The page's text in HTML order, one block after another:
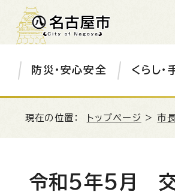
防災・安心安全 くらし・
現在の位置： トップページ >市
令和5年5月 交